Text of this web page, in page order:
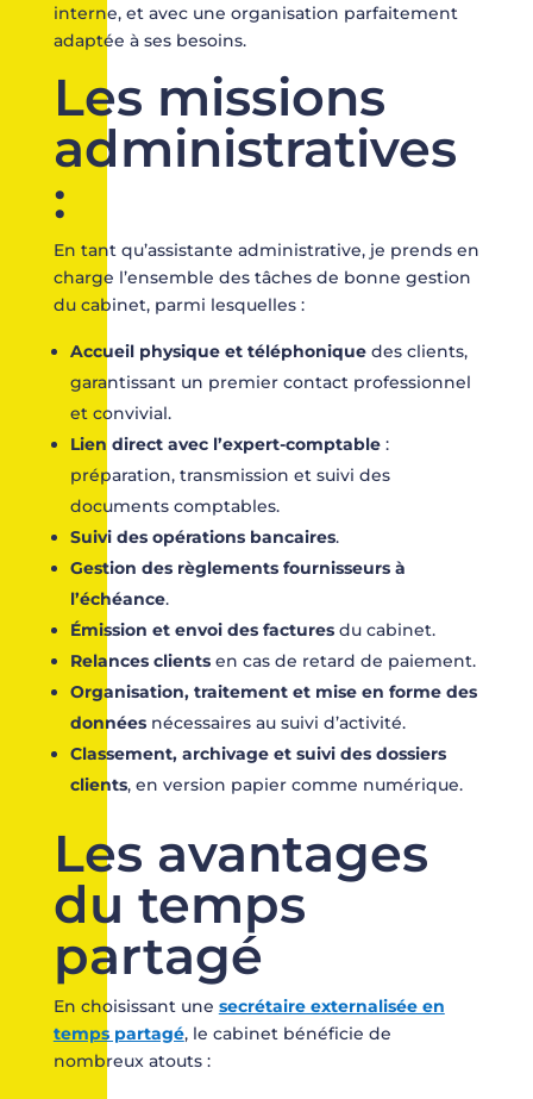
interne, et avec une organisation parfaitement
adaptée à ses besoins.
Les missions
administratives
:
En tant qu’assistante administrative, je prends en
charge l’ensemble des tâches de bonne gestion
du cabinet, parmi lesquelles :
Accueil physique et téléphoniquedes clients,
garantissant un premier contact professionnel
et convivial.
Lien direct avec l’expert-comptable:
préparation, transmission et suivi des
documents comptables.
Suivi des opérations bancaires.
Gestion des règlements fournisseurs à
l’échéance.
Émission et envoi des facturesdu cabinet.
Relances clientsen cas de retard de paiement.
Organisation, traitement et mise en forme des
donnéesnécessaires au suivi d’activité.
Classement, archivage et suivi des dossiers
clients, en version papier comme numérique.
Les avantages
du temps
partagé
En choisissant une secrétaire externalisée en
temps partagé, le cabinet bénéficie de
nombreux atouts :